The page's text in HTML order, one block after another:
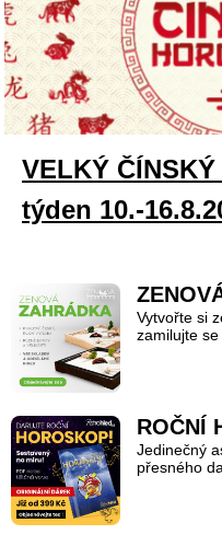
VELKÝ
týden 10.-
Vytvořte si
zamilujte
ROČNÍ
Jedinečný
přesného